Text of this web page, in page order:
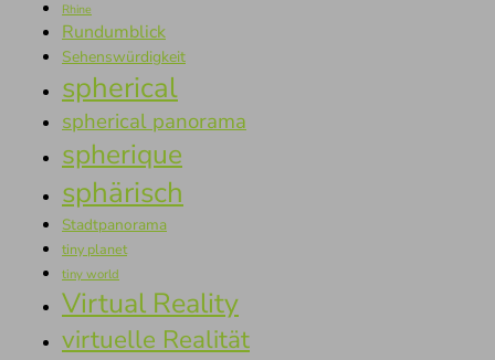
Rhine
Rundumblick
Sehenswürdigkeit
spherical
spherical panorama
spherique
sphärisch
Stadtpanorama
tiny planet
tiny world
Virtual Reality
virtuelle Realität